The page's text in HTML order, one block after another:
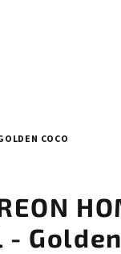
COCO
-